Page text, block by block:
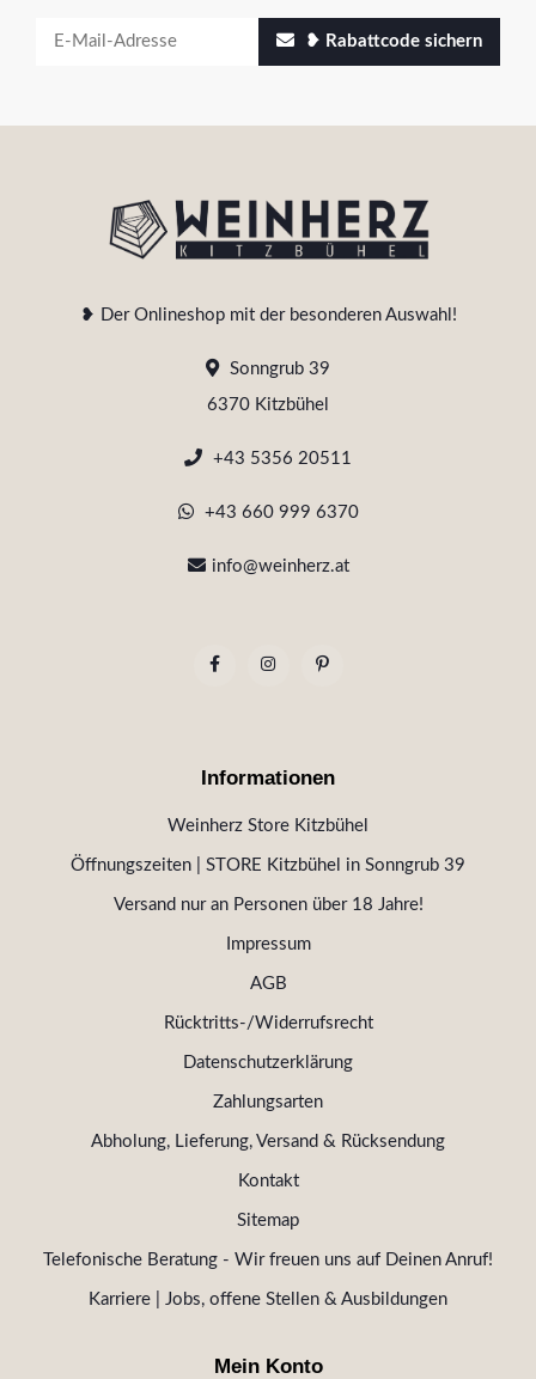
❥ Rabattcode sichern
❥ Der Onlineshop mit der besonderen Auswahl!
Sonngrub 39
6370 Kitzbühel
+43 5356 20511
+43 660 999 6370
info@weinherz.at
Informationen
Weinherz Store Kitzbühel
Öffnungszeiten | STORE Kitzbühel in Sonngrub 39
Versand nur an Personen über 18 Jahre!
Impressum
AGB
Rücktritts-/Widerrufsrecht
Datenschutzerklärung
Zahlungsarten
Abholung, Lieferung, Versand & Rücksendung
Kontakt
Sitemap
Telefonische Beratung - Wir freuen uns auf Deinen Anruf!
Karriere | Jobs, offene Stellen & Ausbildungen
Mein Konto